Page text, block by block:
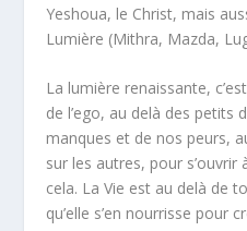
Yeshoua, le Christ, mais
Lumière (Mithra, Mazda,
La lumière renaissante,
de l’ego, au delà des petits
manques et de nos peurs,
sur les autres, pour
cela. La Vie est au delà de
qu’elle s’en nourrisse pour